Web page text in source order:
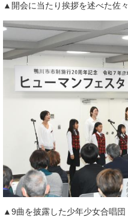
▲開会に当たり挨拶を述べた佐
▲9曲を披露した少年少女合唱団